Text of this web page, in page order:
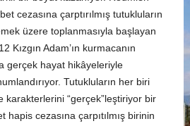
cezasına çarptırılmış tutukluların
üzere toplanmasıyla başlayan
Kızgın Adam’ın kurmacanın
gerçek hayat hikâyeleriyle
Tutukluların her biri
karakterlerini “gerçek”leştiriyor bir
cezasına çarpıtılmış birinin